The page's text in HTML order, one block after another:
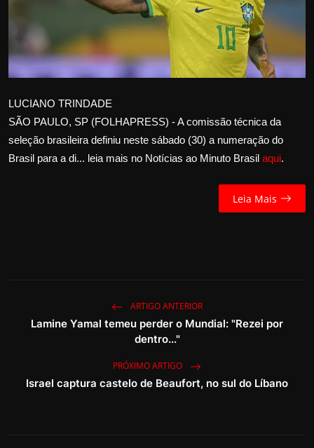
APOIE
Educação
Política
Saúde
LUCIANO TRINDADE
SÃO PAULO, SP (FOLHAPRESS) - A comissão técnica da
seleção brasileira definiu neste sábado (30) a numeração do
Brasil para a di... leia mais no Notícias ao Minuto Brasil aqui.
Leia Mais
ARTIGO ANTERIOR
Lamine Yamal temeu perder o Mundial: "Rezei por
dentro..."
PRÓXIMO ARTIGO
Israel captura castelo de Beaufort, no sul do Líbano